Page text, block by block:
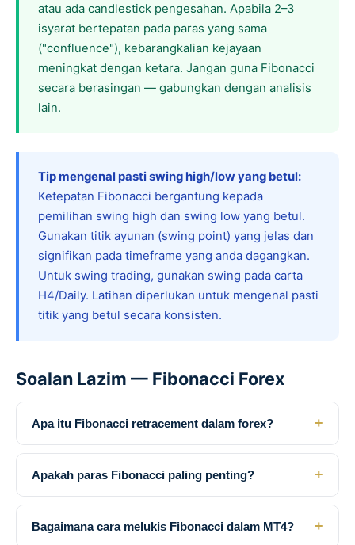
atau ada candlestick pengesahan. Apabila 2–3
isyarat bertepatan pada paras yang sama
("confluence"), kebarangkalian kejayaan
meningkat dengan ketara. Jangan guna Fibonacci
secara berasingan — gabungkan dengan analisis
lain.
Tip mengenal pasti swing high/low yang betul:
Ketepatan Fibonacci bergantung kepada
pemilihan swing high dan swing low yang betul.
Gunakan titik ayunan (swing point) yang jelas dan
signifikan pada timeframe yang anda dagangkan.
Untuk swing trading, gunakan swing pada carta
H4/Daily. Latihan diperlukan untuk mengenal pasti
titik yang betul secara konsisten.
Soalan Lazim — Fibonacci Forex
Apa itu Fibonacci retracement dalam forex? +
Apakah paras Fibonacci paling penting? +
Bagaimana cara melukis Fibonacci dalam MT4? +